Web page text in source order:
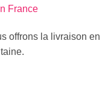
France
offrons la livraison en